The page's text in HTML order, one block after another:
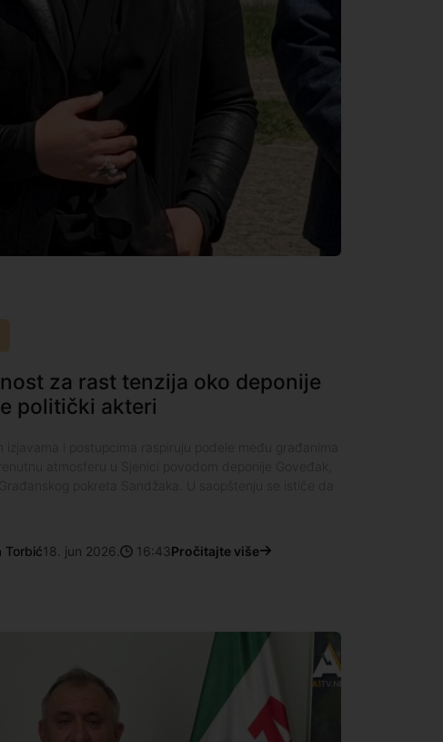
za rast tenzija oko deponije
politički akteri
Torbić18. jun 2026. 16:43Pročitajte više